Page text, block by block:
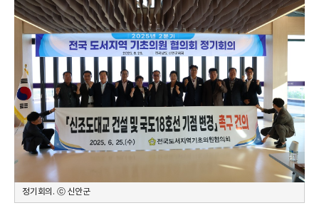
정기회의. ⓒ 신안군